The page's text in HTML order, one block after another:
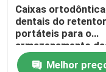
Caixas
dentais do retentor
portáteis para o
armazenamento
cintas
Melhor